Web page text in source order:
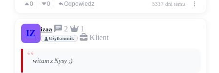
0 0 Odpowiedz 5317 dni temu
IZ izaa 2 1
Użytkownik Klient
witam z Nysy ;)